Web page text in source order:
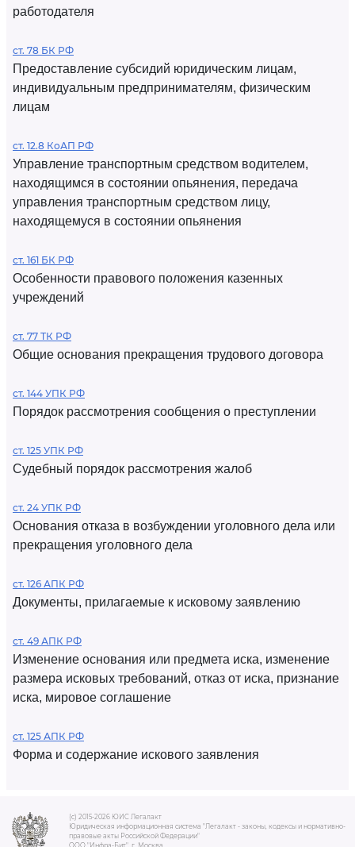
работодателя
ст. 78 БК РФ
Предоставление субсидий юридическим лицам,
индивидуальным предпринимателям, физическим
лицам
ст. 12.8 КоАП РФ
Управление транспортным средством водителем,
находящимся в состоянии опьянения, передача
управления транспортным средством лицу,
находящемуся в состоянии опьянения
ст. 161 БК РФ
Особенности правового положения казенных
учреждений
ст. 77 ТК РФ
Общие основания прекращения трудового договора
ст. 144 УПК РФ
Порядок рассмотрения сообщения о преступлении
ст. 125 УПК РФ
Судебный порядок рассмотрения жалоб
ст. 24 УПК РФ
Основания отказа в возбуждении уголовного дела или
прекращения уголовного дела
ст. 126 АПК РФ
Документы, прилагаемые к исковому заявлению
ст. 49 АПК РФ
Изменение основания или предмета иска, изменение
размера исковых требований, отказ от иска, признание
иска, мировое соглашение
ст. 125 АПК РФ
Форма и содержание искового заявления
(c) 2015-2026 ЮИС Легалакт
Юридическая информационная система "Легалакт - законы, кодексы и нормативно-
правовые акты Российской Федерации"
ООО "Инфра-Бит", г. Москва.